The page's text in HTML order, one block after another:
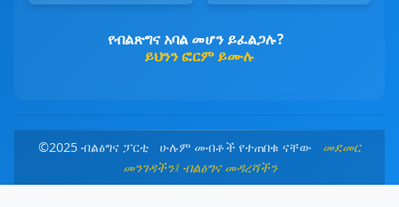
የብልጽግና አባል መሆን ይፈልጋሉ?
ይህንን ፎርም ይሙሉ
©2025 ብልፅግና ፓርቲ ሁሉም መብቶች የተጠበቁ ናቸው መደመር
መንገዳችን፤ ብልፅግና መዳረሻችን